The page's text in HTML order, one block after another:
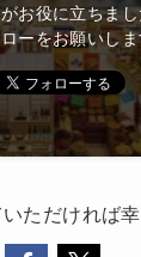
お役に立ちま
ーをお願いし
ただければ